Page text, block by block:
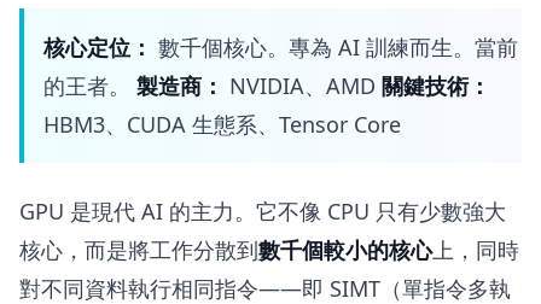
核心定位： 數千個核心。專為 AI 訓練而生。當前
的王者。 製造商： NVIDIA、AMD 關鍵技術：
HBM3、CUDA 生態系、Tensor Core
GPU 是現代 AI 的主力。它不像 CPU 只有少數強大
核心，而是將工作分散到數千個較小的核心上，同時
對不同資料執行相同指令——即 SIMT（單指令多執